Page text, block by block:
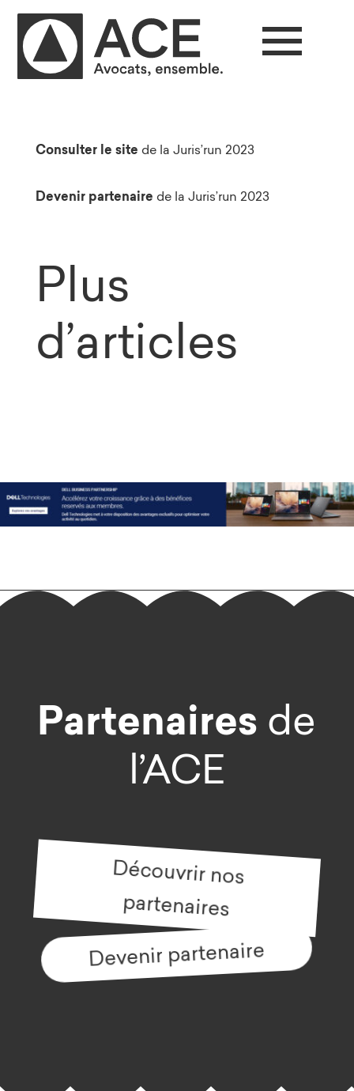
Consulter le site de la Juris’run 2023
Devenir partenaire de la Juris’run 2023
Plus
d’articles
Partenaires de
l’ACE
Découvrir nos
partenaires
Devenir partenaire